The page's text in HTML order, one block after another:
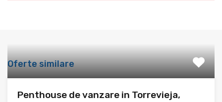
Oferte similare
Penthouse de vanzare in Torrevieja,